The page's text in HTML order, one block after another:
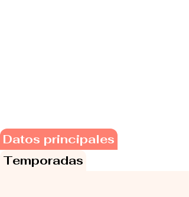
Datos principales
Temporadas